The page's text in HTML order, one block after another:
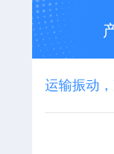
运输振动